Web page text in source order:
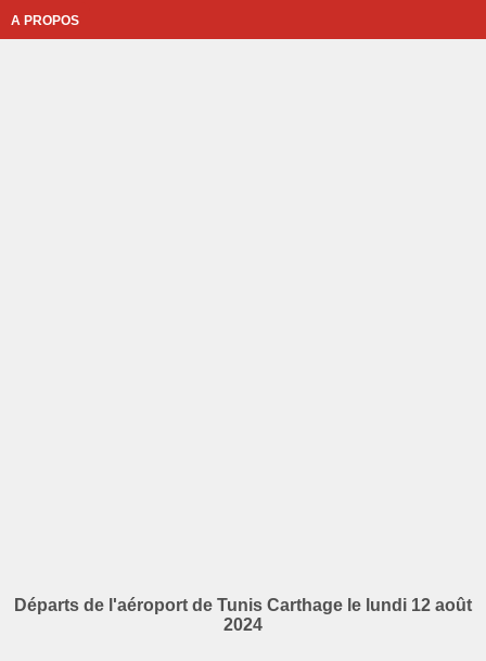
A PROPOS
Départs de l'aéroport de Tunis Carthage le lundi 12 août
2024